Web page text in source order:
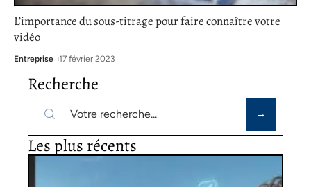
L’importance du sous-titrage pour faire connaître votre
vidéo
Entreprise 17 février 2023
Recherche
Les plus récents